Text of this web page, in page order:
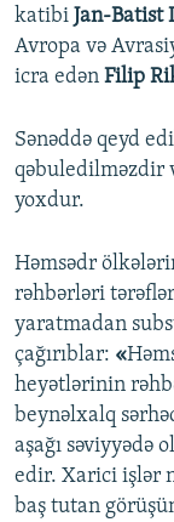
katibi Jan-Batist
Avropa və
icra edən Filip
Sənəddə qeyd
qəbuledilməzdir
yoxdur.
Həmsədr
rəhbərləri
yaratmadan
çağırıblar: «
heyətlərinin
beynəlxalq
aşağı səviyyədə
edir. Xarici işlər
baş tutan